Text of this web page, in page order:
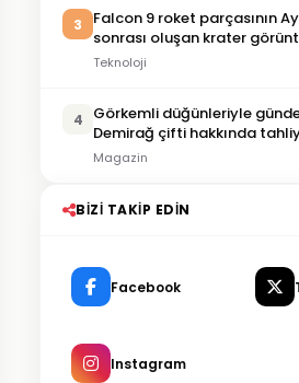
3
Falcon 9 roket parçasının
sonrası oluşan krater
Teknoloji
4
Görkemli düğünleriyle
Demirağ çifti hakkında
iddiası
Magazin
BIZI TAKIP EDIN
Facebook
Instagram